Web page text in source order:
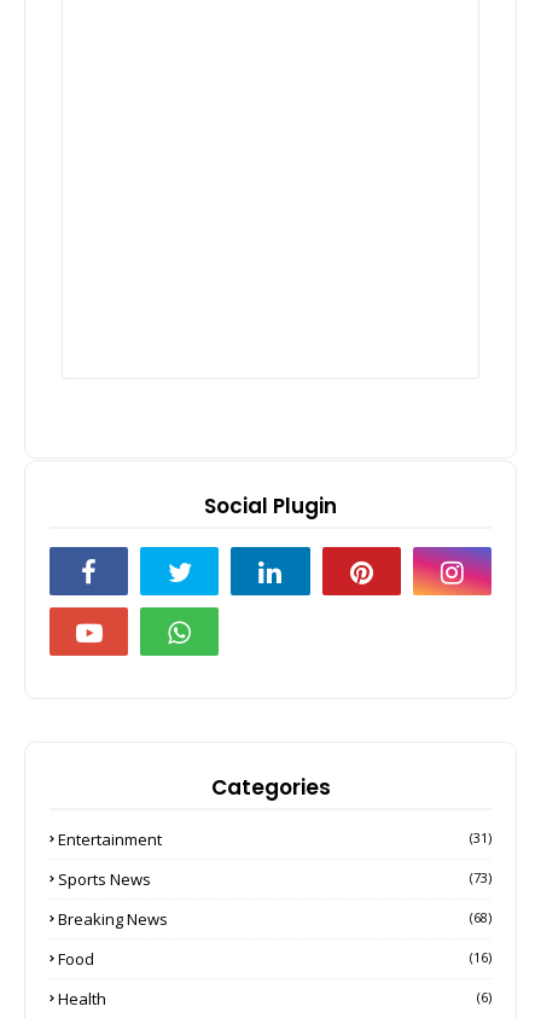
Social Plugin
Categories
Entertainment (31)
Sports News (73)
Breaking News (68)
Food (16)
Health (6)